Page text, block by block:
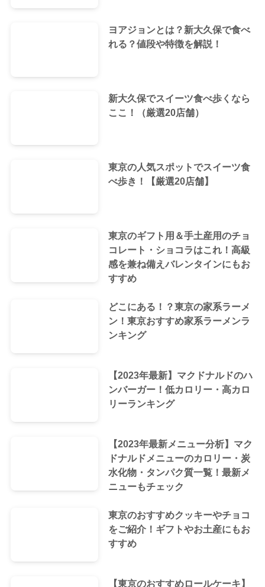
ヨアジョンとは？新大久保で食べ
れる？値段や特徴を解説！
新大久保でスイーツ食べ歩くなら
ここ！（厳選20店舗）
東京の人気スポットでスイーツ食
べ歩き！【厳選20店舗】
東京のギフト用＆手土産用のチョ
コレート・ショコラはこれ！高級
感を兼ね備えバレンタインにもお
すすめ
どこにある！？東京の家系ラーメ
ン！東京おすすめ家系ラーメンラ
ンキング
【2023年最新】マクドナルドのハ
ンバーガー！低カロリー・高カロ
リーランキング
【2023年最新メニュー分析】マク
ドナルドメニューのカロリー・炭
水化物・タンパク質一覧！最新メ
ニューもチェック
東京のおすすめクッキーやチョコ
をご紹介！ギフトやお土産にもお
すすめ
【東京のおすすめロールケーキ】